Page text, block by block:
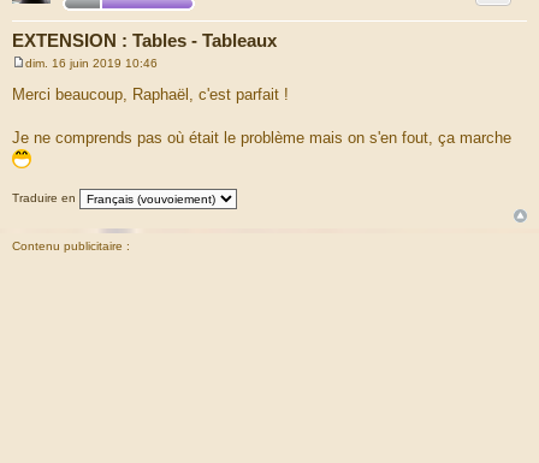
EXTENSION : Tables - Tableaux
s
g
e
dim. 16 juin 2019 10:46
Merci beaucoup, Raphaël, c'est parfait !
Je ne comprends pas où était le problème mais on s'en fout, ça marche
Traduire en
Contenu publicitaire :